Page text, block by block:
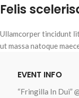
Felis
Ullamcorper tincidunt
ut massa natoque
EVENT INFO
“Fringilla In Dui”